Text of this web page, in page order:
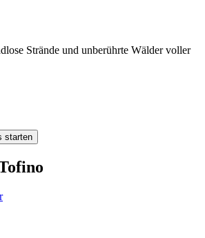
Strände und unberührte Wälder voller
starten